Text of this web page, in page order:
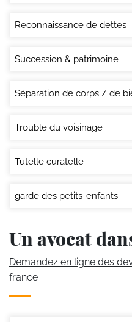
Reconnaissance de dettes
Succession & patrimoine
Séparation de corps / de
Trouble du voisinage
Tutelle curatelle
garde des petits-enfants
Un avocat
Demandez en ligne des
france